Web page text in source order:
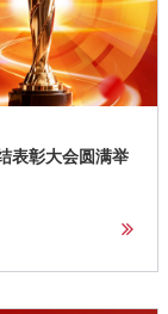
表彰大会圆满举